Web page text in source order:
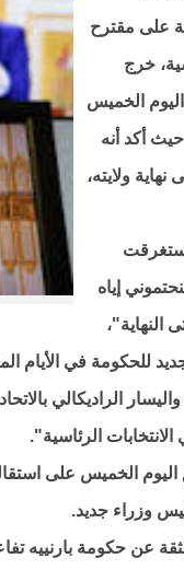
على مقترح
خرج
الخميس
أكد أنه
ولايته،
إياه
للحكومة في الأيام
الراديكالي
الرئاسية".
الخميس على
وزراء جديد.
عن حكومة بارنييه